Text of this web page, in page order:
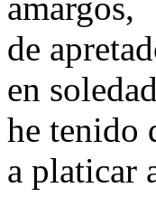
amargos,
de
en
he tenido
a platicar